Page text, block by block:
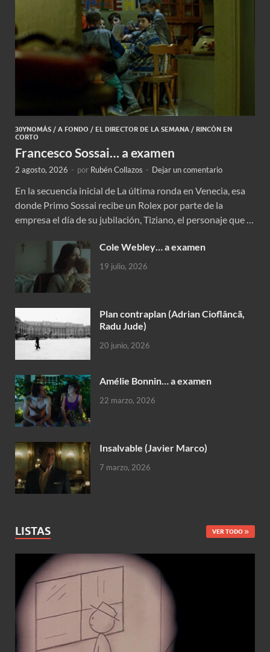
30YNOMÁS / A FONDO / EL DIRECTOR DE LA SEMANA / RINCÓN EN
CORTO
Francesco Sossai… a examen
2 agosto, 2026 - por Rubén Collazos - Dejar un comentario
En la secuencia inicial de La última ronda en Venecia, esa
donde Primo Sossai recibe un Rolex por parte de la
empresa el día de su jubilación, Tiziano, el personaje que …
Cole Webley… a examen
19 julio, 2026
Plan contraplan (Adrian Cioflâncã,
Radu Jude)
20 junio, 2026
Amélie Bonnin… a examen
22 marzo, 2026
Insalvable (Javier Marco)
7 marzo, 2026
LISTAS VER TODO